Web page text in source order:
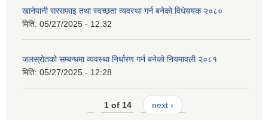
खानेपानी सरसफाइ तथा स्वच्छता व्यवस्था गर्न बनेको विधेययक २०८०
मिति: 05/27/2025 - 12:32
जलस्रोतको सम्बन्धमा व्यवस्था निर्धारण गर्न बनेको नियमावली २०८१
मिति: 05/27/2025 - 12:28
1 of 14 next ›